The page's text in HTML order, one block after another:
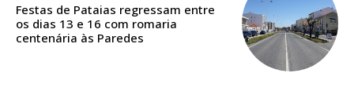
Festas de Pataias regressam entre
os dias 13 e 16 com romaria
centenária às Paredes